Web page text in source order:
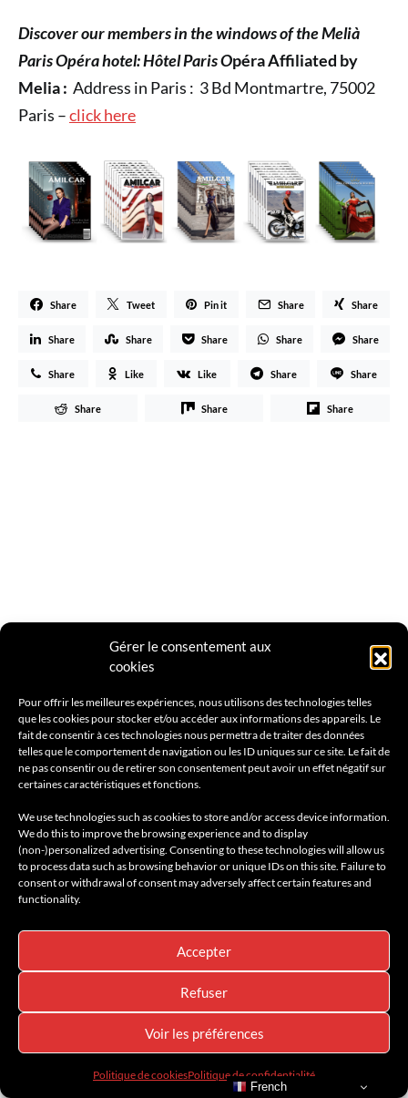
Gérer le consentement aux
cookies
Pour offrir les meilleures expériences, nous utilisons des technologies telles
que les cookies pour stocker et/ou accéder aux informations des appareils. Le
fait de consentir à ces technologies nous permettra de traiter des données
telles que le comportement de navigation ou les ID uniques sur ce site. Le fait de
ne pas consentir ou de retirer son consentement peut avoir un effet négatif sur
certaines caractéristiques et fonctions.
We use technologies such as cookies to store and/or access device information.
We do this to improve the browsing experience and to display
(non-)personalized advertising. Consenting to these technologies will allow us
to process data such as browsing behavior or unique IDs on this site. Failure to
consent or withdrawal of consent may adversely affect certain features and
functionality.
Accepter
Refuser
Voir les préférences
Politique de cookiesPolitique de confidentialité
Discover our members in the windows of the Melià
Paris Opéra hotel: Hôtel Paris Opéra Affiliated by
Melia : Address in Paris : 3 Bd Montmartre, 75002
Paris –click here
Share Tweet Pin it Share Share
Share Share Share Share Share
Share Like Like Share Share
Share Share Share
French